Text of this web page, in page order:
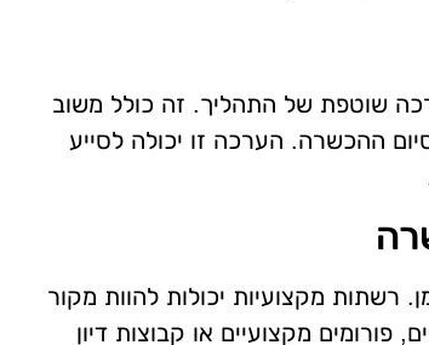
שוטפת של התהליך. זה כולל משוב
ההכשרה. הערכה זו יכולה לסייע
מקצועיות יכולות להוות מקור
פורומים מקצועיים או קבוצות דיון